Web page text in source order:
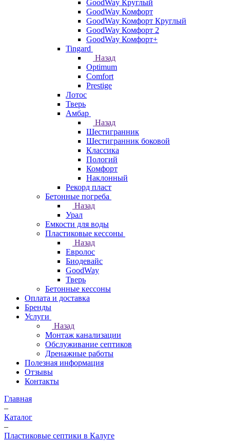
GoodWay Круглый
GoodWay Комфорт
GoodWay Комфорт Круглый
GoodWay Комфорт 2
GoodWay Комфорт+
Tingard
Назад
Optimum
Comfort
Prestige
Лотос
Тверь
Амбар
Назад
Шестигранник
Шестигранник боковой
Классика
Пологий
Комфорт
Наклонный
Рекорд пласт
Бетонные погреба
Назад
Урал
Емкости для воды
Пластиковые кессоны
Назад
Евролос
Биодевайс
GoodWay
Тверь
Бетонные кессоны
Оплата и доставка
Бренды
Услуги
Назад
Монтаж канализации
Обслуживание септиков
Дренажные работы
Полезная информация
Отзывы
Контакты
Главная
–
Каталог
–
Пластиковые септики в Калуге